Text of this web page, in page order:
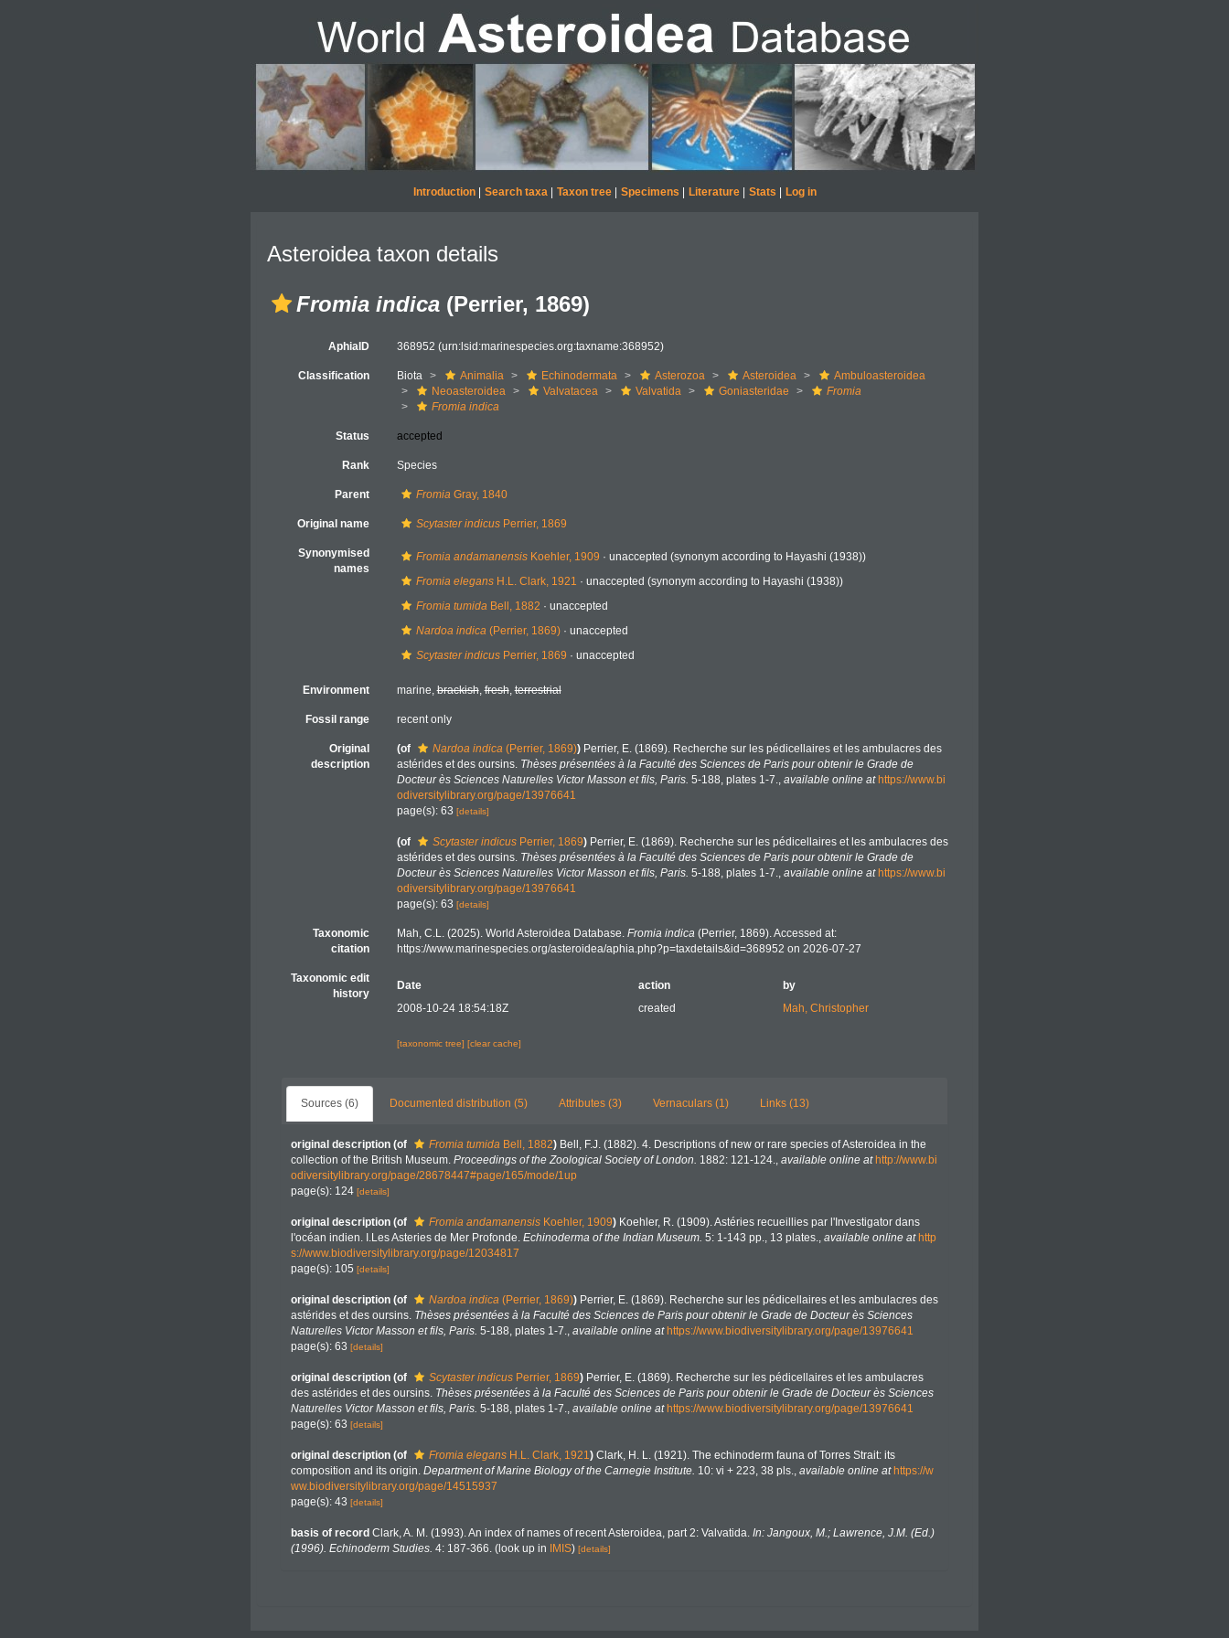
Introduction| Search taxa| Taxon tree| Specimens Literature| Stats Log in
Asteroidea taxon details
Fromia indica (Perrier, 1869)
AphiaID 368952 (urn:lsid:marinespecies.org:taxname:368952)
Classification Biota Animalia Echinodermata Asterozoa Asteroidea
Ambuloasteroidea
Neoasteroidea
Valvatacea Valvatida Goniasteridae
Fromia
Fromia indica
Status accepted
Rank Species
Parent FromiaGray, 1840
Original name Scytaster indicusPerrier, 1869
Synonymised
names
Fromia andamanensisKoehler, 1909 · unaccepted (synonym according to Hayashi (1938))
Fromia elegansH.L. Clark, 1921 · unaccepted (synonym according to Hayashi (1938))
Fromia tumidaBell, 1882 · unaccepted
Nardoa indica(Perrier, 1869)· unaccepted
Scytaster indicusPerrier, 1869 · unaccepted
Environment marine,brackish,fresh,terrestrial
Fossil range recent only
Original
description
(of Nardoa indica(Perrier, 1869)) Perrier, E. (1869). Recherche sur les pédicellaires et les ambulacres des
astérides et des oursins. Thèses présentées à la Faculté des Sciences de Paris pour obtenir le Grade de
Docteur ès Sciences Naturelles Victor Masson et fils, Paris. 5-188, plates 1-7., available online at https://www.bi
odiversitylibrary.org/page/13976641
page(s): 63 [details]
(of Scytaster indicusPerrier, 1869) Perrier, E. (1869). Recherche sur les pédicellaires et les ambulacres des
astérides et des oursins. Thèses présentées à la Faculté des Sciences de Paris pour obtenir le Grade de
Docteur ès Sciences Naturelles Victor Masson et fils, Paris. 5-188, plates 1-7., available online at https://www.bi
odiversitylibrary.org/page/13976641
page(s): 63 [details]
Taxonomic
citation
Mah, C.L. (2025). World Asteroidea Database. Fromia indica(Perrier, 1869). Accessed at:
https://www.marinespecies.org/asteroidea/aphia.php?p=taxdetails&id=368952 on 2026-07-27
Taxonomic edit
history
Date action
by
2008-10-24 18:54:18Z
created Mah, Christopher
[taxonomic tree] [clear cache]
Sources (6) Documented distribution (5) Attributes (3) Vernaculars (1) Links (13)
original description (of Fromia tumida Bell, 1882) Bell, F.J. (1882). 4. Descriptions of new or rare species of Asteroidea in the
collection of the British Museum. Proceedings of the Zoological Society of London. 1882: 121-124., available online at http://www.bi
odiversitylibrary.org/page/28678447#page/165/mode/1up
page(s): 124 [details]
original description (of Fromia andamanensis Koehler, 1909) Koehler, R. (1909). Astéries recueillies par l'Investigator dans
l'océan indien. I.Les Asteries de Mer Profonde. Echinoderma of the Indian Museum. 5: 1-143 pp., 13 plates., available online at http
s://www.biodiversitylibrary.org/page/12034817
page(s): 105 [details]
original description (of Nardoa indica (Perrier, 1869)) Perrier, E. (1869). Recherche sur les pédicellaires et les ambulacres des
astérides et des oursins. Thèses présentées à la Faculté des Sciences de Paris pour obtenir le Grade de Docteur ès Sciences
Naturelles Victor Masson et fils, Paris. 5-188, plates 1-7., available online at https://www.biodiversitylibrary.org/page/13976641
page(s): 63 [details]
original description (of Scytaster indicus Perrier, 1869) Perrier, E. (1869). Recherche sur les pédicellaires et les ambulacres
des astérides et des oursins. Thèses présentées à la Faculté des Sciences de Paris pour obtenir le Grade de Docteur ès Sciences
Naturelles Victor Masson et fils, Paris. 5-188, plates 1-7., available online at https://www.biodiversitylibrary.org/page/13976641
page(s): 63 [details]
original description (of Fromia elegans H.L. Clark, 1921) Clark, H. L. (1921). The echinoderm fauna of Torres Strait: its
composition and its origin. Department of Marine Biology of the Carnegie Institute. 10: vi + 223, 38 pls., available online at https://w
ww.biodiversitylibrary.org/page/14515937
page(s): 43 [details]
basis of record Clark, A. M. (1993). An index of names of recent Asteroidea, part 2: Valvatida. In: Jangoux, M.; Lawrence, J.M. (Ed.)
(1996). Echinoderm Studies. 4: 187-366. (look up in IMIS) [details]